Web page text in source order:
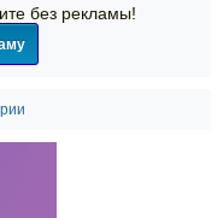
без рекламы!